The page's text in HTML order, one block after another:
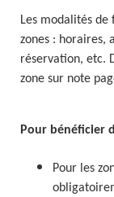
Les modalités
zones : horaires,
réservation, etc.
zone sur note
Pour bénéficier
Pour les